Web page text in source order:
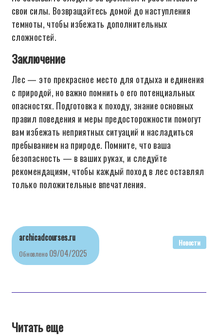
свои силы. Возвращайтесь домой до наступления
темноты, чтобы избежать дополнительных
сложностей.
Заключение
Лес — это прекрасное место для отдыха и единения
с природой, но важно помнить о его потенциальных
опасностях. Подготовка к походу, знание основных
правил поведения и меры предосторожности помогут
вам избежать неприятных ситуаций и насладиться
пребыванием на природе. Помните, что ваша
безопасность — в ваших руках, и следуйте
рекомендациям, чтобы каждый поход в лес оставлял
только положительные впечатления.
archicadcourses.ru
Обновлено 09/04/2025
Новости
Читать еще